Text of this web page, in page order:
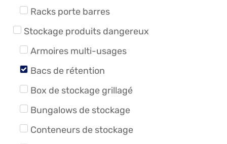
Racks porte barres
Stockage produits dangereux
Armoires multi-usages
Bacs de rétention
Box de stockage grillagé
Bungalows de stockage
Conteneurs de stockage